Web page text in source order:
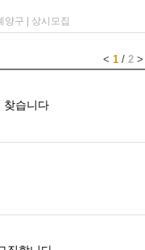
양구 | 상시모집
< 1 / 2 >
찾습니다